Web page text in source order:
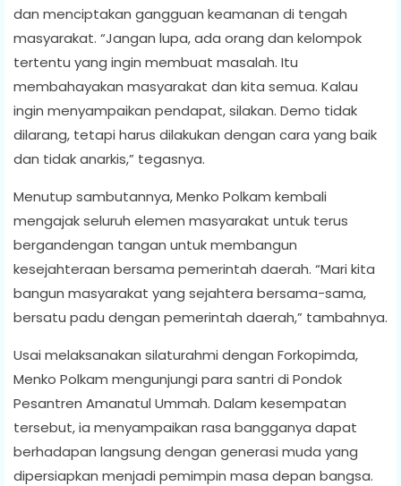
dan menciptakan gangguan keamanan di tengah
masyarakat. “Jangan lupa, ada orang dan kelompok
tertentu yang ingin membuat masalah. Itu
membahayakan masyarakat dan kita semua. Kalau
ingin menyampaikan pendapat, silakan. Demo tidak
dilarang, tetapi harus dilakukan dengan cara yang baik
dan tidak anarkis,” tegasnya.
Menutup sambutannya, Menko Polkam kembali
mengajak seluruh elemen masyarakat untuk terus
bergandengan tangan untuk membangun
kesejahteraan bersama pemerintah daerah. “Mari kita
bangun masyarakat yang sejahtera bersama-sama,
bersatu padu dengan pemerintah daerah,” tambahnya.
Usai melaksanakan silaturahmi dengan Forkopimda,
Menko Polkam mengunjungi para santri di Pondok
Pesantren Amanatul Ummah. Dalam kesempatan
tersebut, ia menyampaikan rasa bangganya dapat
berhadapan langsung dengan generasi muda yang
dipersiapkan menjadi pemimpin masa depan bangsa.